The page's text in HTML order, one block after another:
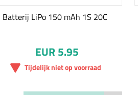
Batterij LiPo 150 mAh 1S 20C
EUR 5.95
Tijdelijk niet op voorraad